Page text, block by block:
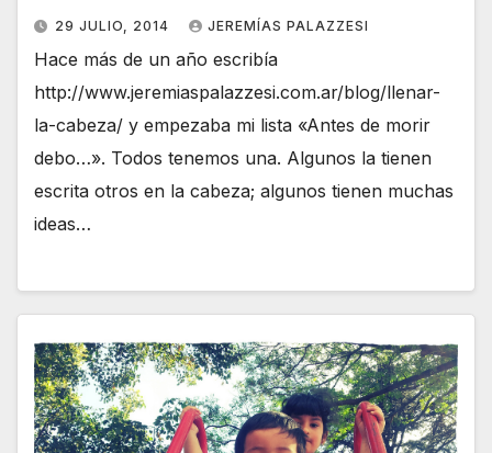
29 JULIO, 2014 JEREMÍAS PALAZZESI
Hace más de un año escribía
http://www.jeremiaspalazzesi.com.ar/blog/llenar-
la-cabeza/ y empezaba mi lista «Antes de morir
debo…». Todos tenemos una. Algunos la tienen
escrita otros en la cabeza; algunos tienen muchas
ideas…